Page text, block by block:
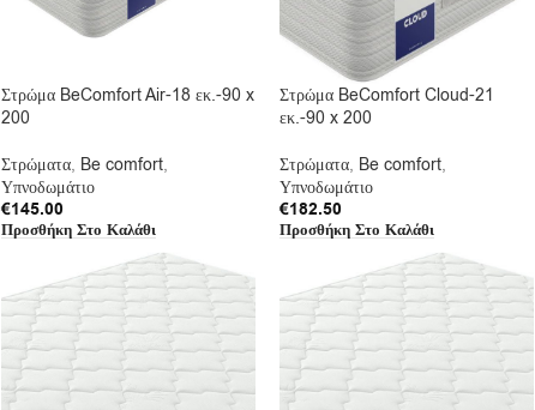
Στρώμα BeComfort Air-18 εκ.-90 x
200
Στρώματα, Be comfort,
Υπνοδωμάτιο
€145.00
Προσθήκη Στο Καλάθι
Στρώμα BeComfort Cloud-21
εκ.-90 x 200
Στρώματα, Be comfort,
Υπνοδωμάτιο
€182.50
Προσθήκη Στο Καλάθι